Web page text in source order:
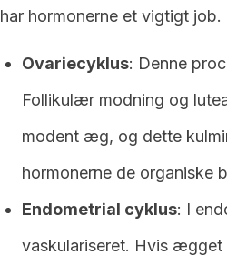
har hormonerne et vigtigt
Ovariecyklus: Denne
Follikulær modning og
modent æg, og dette
hormonerne de organiske
Endometrial cyklus: I
vaskulariseret. Hvis